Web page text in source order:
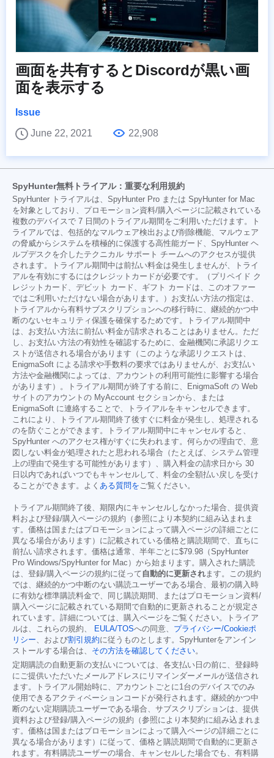
画面を共有するとDiscordが黒い画
面を表示する
Issue
June 22, 2021
22,908
SpyHunter無料トライアル：重要な利用規約
SpyHunter トライアルは、SpyHunter Pro または SpyHunter for Mac
を対象としており、プロモーション資料/購入ページに記載されている
複数のデバイスで 7 日間のトライアル期間をご利用いただけます。ト
ライアルでは、包括的なマルウェア検出および削除機能、マルウェア
の脅威からシステムを積極的に保護する高性能ガード、SpyHunter ヘ
ルプデスクを介したテクニカル サポート チームへのアクセスが提供
されます。トライアル期間中は前払い料金は発生しませんが、トライ
アルを有効にするにはクレジットカードが必要です。（プリペイド ク
レジットカード、デビット カード、ギフト カードは、このオファー
ではご利用いただけない場合があります。）お支払い方法の指定は、
トライアルから有料サブスクリプションへの移行時に、継続的かつ中
断のないセキュリティ保護を確保するためです。トライアル期間中
は、お支払い方法に前払い料金が請求されることはありません。ただ
し、お支払い方法の有効性を確認するために、金融機関に承認リクエ
ストが送信される場合があります（このような承認リクエストは、
EnigmaSoft による請求や手数料の要求ではありませんが、お支払い
方法や金融機関によっては、アカウントの利用可能性に影響する場合
があります）。トライアル期間が終了する前に、EnigmaSoft の Web
サイトのアカウントの MyAccount セクションから、または
EnigmaSoft に連絡することで、トライアルをキャンセルできます。
これにより、トライアル期間終了後すぐに料金が発生し、処理される
のを防ぐことができます。トライアル期間中にキャンセルすると、
SpyHunter へのアクセス権がすぐに失われます。何らかの理由で、意
図しない料金が処理されたと思われる場合（たとえば、システム管理
上の理由で発生する可能性があります）、購入料金の請求日から 30
日以内であればいつでもキャンセルして、料金の全額払い戻しを受け
ることができます。よく ある質問を ご覧ください。
トライアル期間終了後、期限内にキャンセルしなかった場合、提供資
料および登録/購入ページの規約（参照により本契約に組み込まれま
す。価格は国またはプロモーションによって購入ページの詳細ごとに
異なる場合があります）に記載されている価格と購読期間で、直ちに
前払い請求されます。価格は通常、半年ごとに$79.98 （SpyHunter
Pro Windows/SpyHunter for Mac）から始まります。購入された購読
は、登録/購入ページの規約に従って自動的に更新され ます。この規約
では、継続的かつ中断のない購読ユーザーである場合、最初の購入時
に有効な標準購読料金で、同じ購読期間、またはプロモーション資料/
購入ページに記載されている期間で自動的に更新されることが規定さ
れています。詳細については、購入ページをご覧ください。トライア
ルは、これらの規約、
EULA/TOSへの同意、 プライバシー/Cookieポ
リシー 、および割引規約に従うものとします。SpyHunterをアンイン
ストールする場合は、 その方法を確認してください。
定期購読の自動更新の支払いについては、各支払い日の前に、登録時
にご提供いただいたメールアドレスにリマインダーメールが送信され
ます。トライアル開始時に、アカウントごとに1台のデバイスでのみ
使用できるアクティベーションコードが発行されます。継続的かつ中
断のない定期購読ユーザーである場合、サブスクリプションは、提供
資料および登録/購入ページの規約（参照により本契約に組み込まれま
す。価格は国またはプロモーションによって購入ページの詳細ごとに
異なる場合があります）に従って、価格と購読期間で自動的に更新さ
れます。有料購読ユーザーの場合、キャンセルした場合でも、有料購